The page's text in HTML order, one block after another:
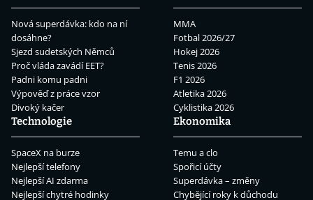
Nová superdávka: kdo na ní
dosáhne?
Sjezd sudetských Němců
Proč vláda zavádí EET?
Padni komu padni
Výpověď z práce vzor
Divoký kačer
MMA
Fotbal 2026/27
Hokej 2026
Tenis 2026
F1 2026
Atletika 2026
Cyklistika 2026
Technologie
SpaceX na burze
Nejlepší telefony
Nejlepší AI zdarma
Nejlepší chytré hodinky
Ekonomika
Temu a clo
Spořicí účty
Superdávka – změny
Chybějící roky k důchodu